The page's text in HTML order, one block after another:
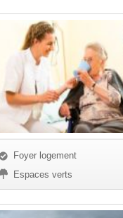
Foyer logement
Espaces verts